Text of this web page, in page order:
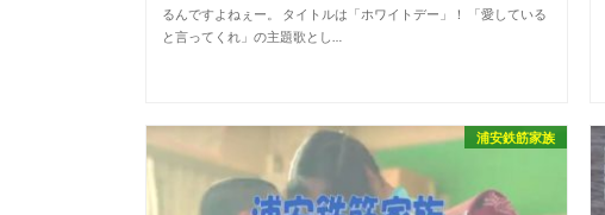
るんですよねぇー。 タイトルは「ホワイトデー」！ 「愛している
と言ってくれ」の主題歌とし…
浦安鉄筋家族